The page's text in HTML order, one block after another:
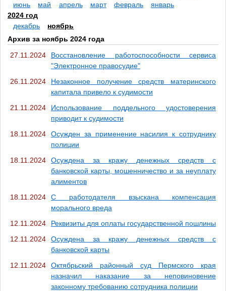
июнь
май апрель март февраль
январь
2024 год
декабрь
ноябрь
Архив за ноябрь 2024 года
27.11.2024
Восстановление работоспособности сервиса
"Электронное правосудие"
26.11.2024
Незаконное получение средств материнского
капитала привело к судимости
21.11.2024
Использование поддельного удостоверения
приводит к судимости
18.11.2024
Осужден за применение насилия к сотруднику
полиции
18.11.2024
Осуждена за кражу денежных средств с
банковской карты, мошенничество и за неуплату
алиментов
18.11.2024
С работодателя взыскана компенсация
морального вреда
12.11.2024
Реквизиты для оплаты государственной пошлины
12.11.2024
Осуждена за кражу денежных средств с
банковской карты
12.11.2024
Октябрьский районный суд Пермского края
назначил наказание за неповиновение
законному требованию сотрудника полиции